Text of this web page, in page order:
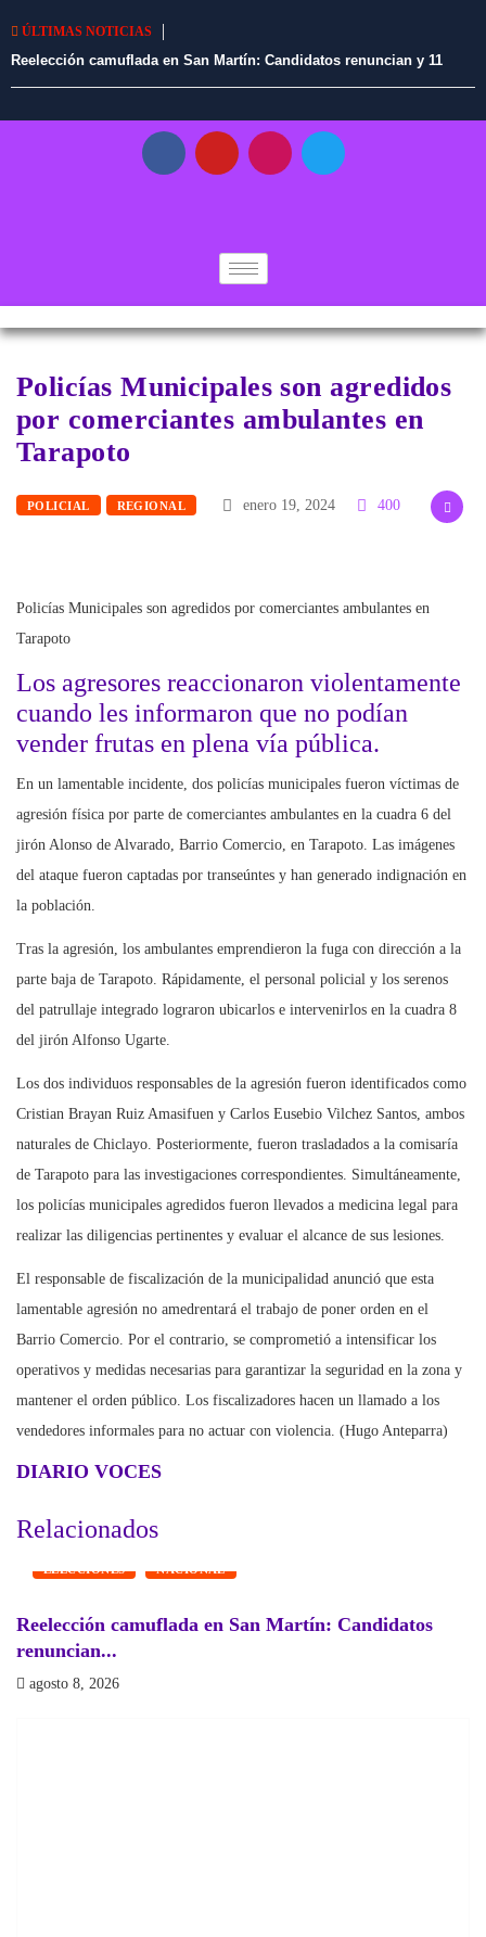
ÚLTIMAS NOTICIAS
Reelección camuflada en San Martín: Candidatos renuncian y 11
alcaldes en ejercicio tendrían vía libre para continuar en el cargo
Policías Municipales son agredidos
por comerciantes ambulantes en
Tarapoto
POLICIAL REGIONAL enero 19, 2024 400
Policías Municipales son agredidos por comerciantes ambulantes en
Tarapoto
Los agresores reaccionaron violentamente
cuando les informaron que no podían
vender frutas en plena vía pública.
En un lamentable incidente, dos policías municipales fueron víctimas de
agresión física por parte de comerciantes ambulantes en la cuadra 6 del
jirón Alonso de Alvarado, Barrio Comercio, en Tarapoto. Las imágenes
del ataque fueron captadas por transeúntes y han generado indignación en
la población.
Tras la agresión, los ambulantes emprendieron la fuga con dirección a la
parte baja de Tarapoto. Rápidamente, el personal policial y los serenos
del patrullaje integrado lograron ubicarlos e intervenirlos en la cuadra 8
del jirón Alfonso Ugarte.
Los dos individuos responsables de la agresión fueron identificados como
Cristian Brayan Ruiz Amasifuen y Carlos Eusebio Vilchez Santos, ambos
naturales de Chiclayo. Posteriormente, fueron trasladados a la comisaría
de Tarapoto para las investigaciones correspondientes. Simultáneamente,
los policías municipales agredidos fueron llevados a medicina legal para
realizar las diligencias pertinentes y evaluar el alcance de sus lesiones.
El responsable de fiscalización de la municipalidad anunció que esta
lamentable agresión no amedrentará el trabajo de poner orden en el
Barrio Comercio. Por el contrario, se comprometió a intensificar los
operativos y medidas necesarias para garantizar la seguridad en la zona y
mantener el orden público. Los fiscalizadores hacen un llamado a los
vendedores informales para no actuar con violencia. (Hugo Anteparra)
DIARIO VOCES
Relacionados
ELECCIONES NACIONAL
Reelección camuflada en San Martín: Candidatos
renuncian...
agosto 8, 2026